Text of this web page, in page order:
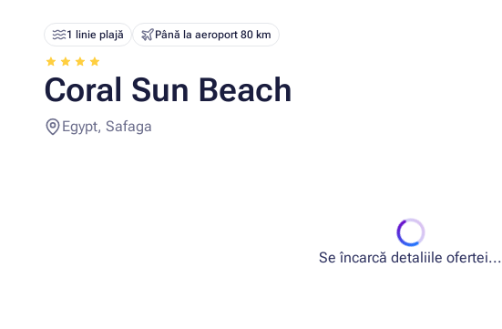
1 linie plajă Până la aeroport 80 km
Coral Sun Beach
Egypt, Safaga
Se încarcă detaliile ofertei...